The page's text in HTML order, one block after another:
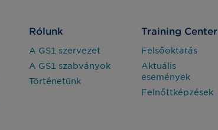
Rólunk
A GS1 szervezet
A GS1 szabványok
Történetünk
Training Center
Felsőoktatás
Aktuális
események
Felnőttképzések